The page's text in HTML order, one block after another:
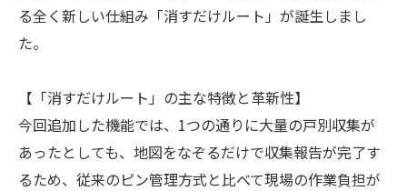
る全く新しい仕組み「消すだけルート」が誕生しまし
た。
【「消すだけルート」の主な特徴と革新性】
今回追加した機能では、1つの通りに大量の戸別収集が
あったとしても、地図をなぞるだけで収集報告が完了す
るため、従来のピン管理方式と比べて現場の作業負担が